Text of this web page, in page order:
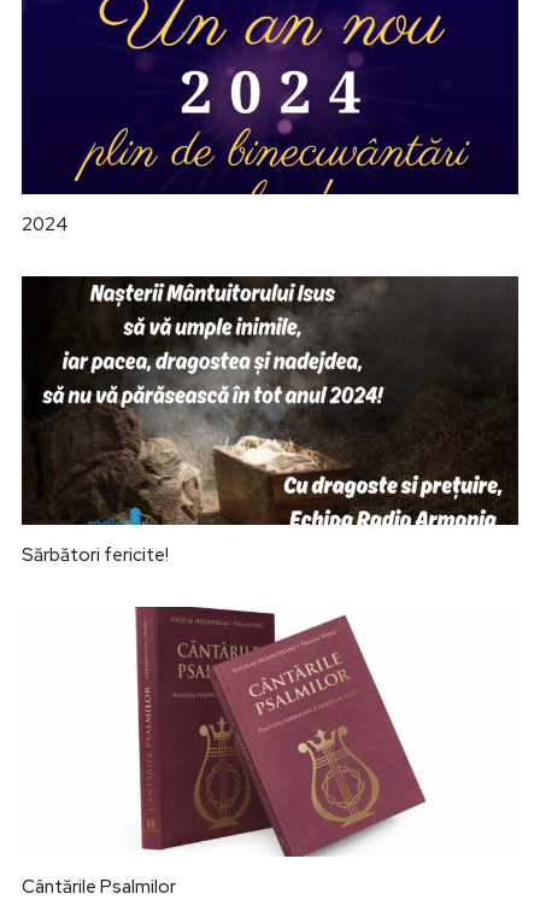
2024
Sărbători fericite!
Cântările Psalmilor